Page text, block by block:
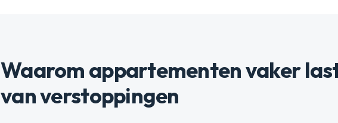
Waarom appartementen vaker
van verstoppingen